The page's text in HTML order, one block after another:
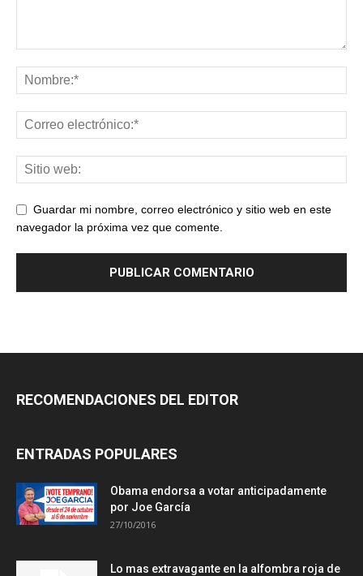
Guardar mi nombre, correo electrónico y sitio web en este
navegador la próxima vez que comente.
RECOMENDACIONES DEL EDITOR
ENTRADAS POPULARES
Obama endorsa a votar anticipadamente
por Joe García
27/10/2016
Lo mas extravagante en la alfombra roja de